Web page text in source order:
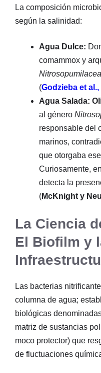
La composición
según la salinidad:
Agua Dulce:
comammox y
(Godzieba et al.,
Agua Salada:
al género
responsable del
marinos,
que otorgaba
Curiosamente,
detecta la
(McKnight y
La Ciencia
El Biofilm y
Las bacterias
columna de agua;
biológicas
matriz de sustancias
moco protector) que
de fluctuaciones